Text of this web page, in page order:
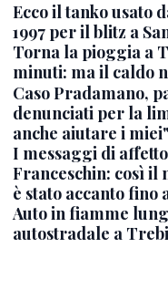
Ecco il tanko usato
1997 per il blitz a
Torna la pioggia a
minuti: ma il caldo
Caso Pradamano,
denunciati per la
anche aiutare i miei"
I messaggi di
Franceschin: così il
è stato accanto fino
Auto in fiamme
autostradale a